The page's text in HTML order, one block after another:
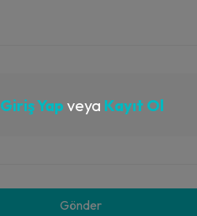
Giriş Yap veya Kayıt Ol